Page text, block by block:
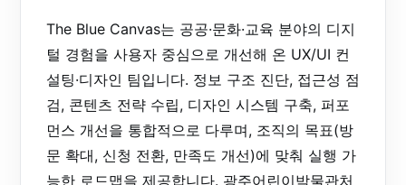
The Blue Canvas는 공공·문화·교육 분야의 디지
털 경험을 사용자 중심으로 개선해 온 UX/UI 컨
설팅·디자인 팀입니다. 정보 구조 진단, 접근성 점
검, 콘텐츠 전략 수립, 디자인 시스템 구축, 퍼포
먼스 개선을 통합적으로 다루며, 조직의 목표(방
문 확대, 신청 전환, 만족도 개선)에 맞춰 실행 가
능한 로드맵을 제공합니다. 광주어린이박물관처